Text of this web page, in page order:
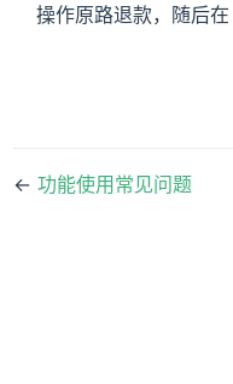
操作原路退款，随后
← 功能使用常见问题